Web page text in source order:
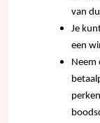
van
Je
een
Neem